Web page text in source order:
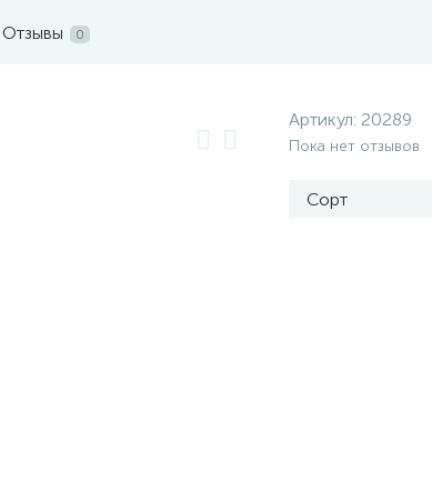
Отзывы 0
Артикул: 20289
Пока нет отзывов
Сорт